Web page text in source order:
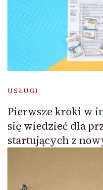
USŁUGI
Pierwsze kroki w
się wiedzieć dla
startujących z